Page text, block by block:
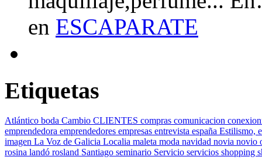
en ESCAPARATE
Etiquetas
Atlántico boda Cambio CLIENTES compras comunicacion
emprendedora emprendedores empresas entrevista españa Estilismo,
imagen La Voz de Galicia Localia maleta moda navidad novia novio
rosina landó rosland Santiago seminario Servicio servicios shopping